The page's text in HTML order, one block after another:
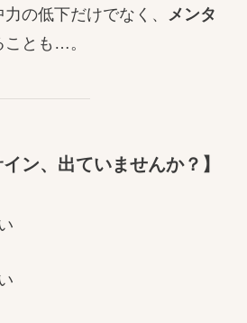
の低下だけでなく、 メンタ
ことも…。
ン、出ていませんか？】